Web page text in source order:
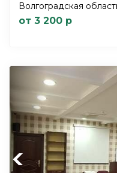
Волгоградская
от 3 200 р
Previous